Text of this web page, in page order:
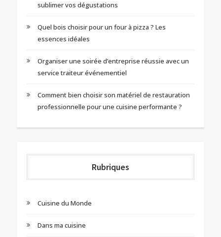
sublimer vos dégustations
Quel bois choisir pour un four à pizza ? Les
essences idéales
Organiser une soirée d’entreprise réussie avec un
service traiteur événementiel
Comment bien choisir son matériel de restauration
professionnelle pour une cuisine performante ?
Rubriques
Cuisine du Monde
Dans ma cuisine